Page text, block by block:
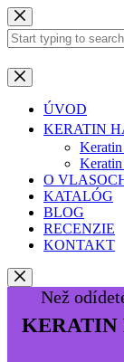
Preskočiť
na
obsah
Žiadne
výsledky
ÚVOD
KERATIN
O
KATALÓG
BLOG
RECENZIE
KONTAKT
Než
KERATIN